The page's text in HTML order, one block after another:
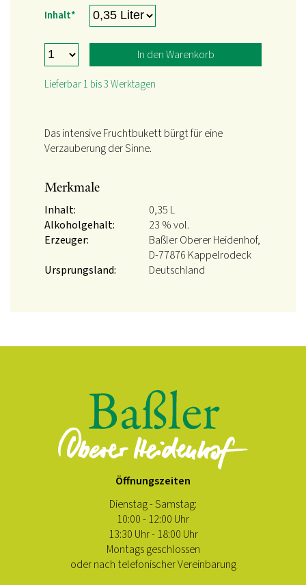
Pflichtfeld
Inhalt*
In den Warenkorb
Lieferbar 1 bis 3 Werktagen
Das intensive Fruchtbukett bürgt für eine
Verzauberung der Sinne.
Merkmale
Inhalt:
0,35 L
Alkoholgehalt:
23 % vol.
Erzeuger:
Baßler Oberer Heidenhof,
D-77876 Kappelrodeck
Ursprungsland:
Deutschland
Öffnungszeiten
Dienstag - Samstag:
10:00 - 12:00 Uhr
13:30 Uhr - 18:00 Uhr
Montags geschlossen
oder nach telefonischer Vereinbarung